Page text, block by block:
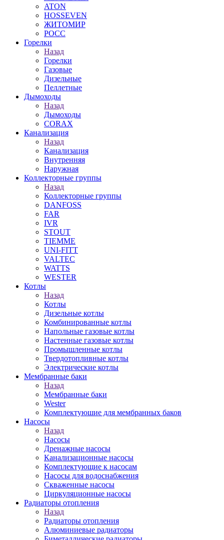
ATON
HOSSEVEN
ЖИТОМИР
РОСС
Горелки
Назад
Горелки
Газовые
Дизельные
Пеллетные
Дымоходы
Назад
Дымоходы
CORAX
Канализация
Назад
Канализация
Внутренняя
Наружная
Коллекторные группы
Назад
Коллекторные группы
DANFOSS
FAR
IVR
STOUT
TIEMME
UNI-FITT
VALTEC
WATTS
WESTER
Котлы
Назад
Котлы
Дизельные котлы
Комбинированные котлы
Напольные газовые котлы
Настенные газовые котлы
Промышленные котлы
Твердотопливные котлы
Электрические котлы
Мембранные баки
Назад
Мембранные баки
Wester
Комплектуюшие для мембранных баков
Насосы
Назад
Насосы
Дренажные насосы
Канализационные насосы
Комплектующие к насосам
Насосы для водоснабжения
Скваженные насосы
Циркуляционные насосы
Радиаторы отопления
Назад
Радиаторы отопления
Алюминиевые радиаторы